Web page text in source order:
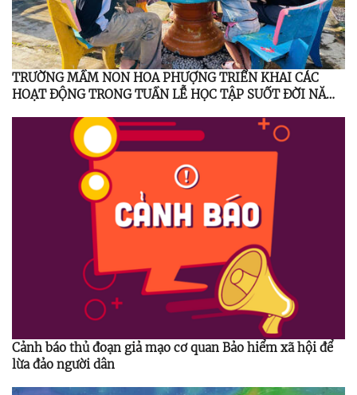
TRƯỜNG MẦM NON HOA PHƯỢNG TRIỂN KHAI CÁC
HOẠT ĐỘNG TRONG TUẦN LỄ HỌC TẬP SUỐT ĐỜI NĂM
Cảnh báo thủ đoạn giả mạo cơ quan Bảo hiểm xã hội để
lừa đảo người dân